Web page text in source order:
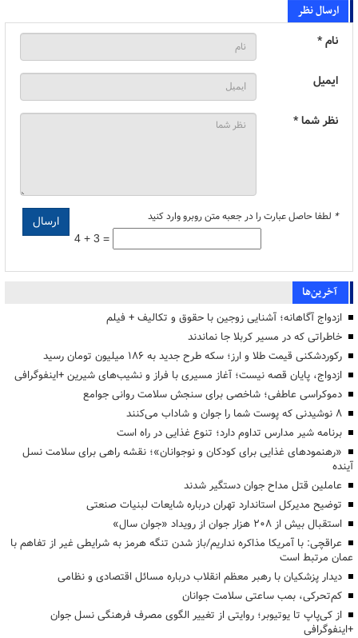
ارسال نظر
نام *
ایمیل
نظر شما *
* لطفا حاصل عبارت را در جعبه متن روبرو وارد کنید
4 + 3 =
آخرین‌ها
ازدواج آگاهانه؛ آشنایی زوجین با حقوق و تکالیف + فیلم
خاطراتی که در مسیر کربلا جا نماندند
رکوردشکنی قیمت طلا و ارز؛ سکه طرح جدید به ۱۸۶ میلیون تومان رسید
ازدواج، پایان قصه نیست؛ آغاز مسیری با فراز و نشیب‌های شیرین +اینفوگرافی
دموکراسی عاطفی؛ شاخصی برای سنجش سلامت روانی جوامع
۸ نوشیدنی که پوست شما را جوان و شاداب می‌کنند
برنامه شیر مدارس تداوم دارد؛ تنوع غذایی در راه است
«رهنمودهای غذایی برای کودکان و نوجوانان»؛ نقشه راهی برای سلامت نسل
آینده
عاملین قتل مداح جوان دستگیر شدند
توضیح مدیرکل استاندارد تهران درباره شایعات لبنیات صنعتی
استقبال بیش از ۲۰۸ هزار جوان از رویداد «جوان سال»
عراقچی: با آمریکا مذاکره نداریم/باز شدن تنگه هرمز به شرایطی غیر از تفاهم با
عمان مرتبط است
دیدار پزشکیان با رهبر معظم انقلاب درباره مسائل اقتصادی و نظامی
کم‌تحرکی، بمب ساعتی سلامت جوانان
از کی‌پاپ تا یوتیوبر؛ روایتی از تغییر الگوی مصرف فرهنگی نسل جوان
+اینفوگرافی